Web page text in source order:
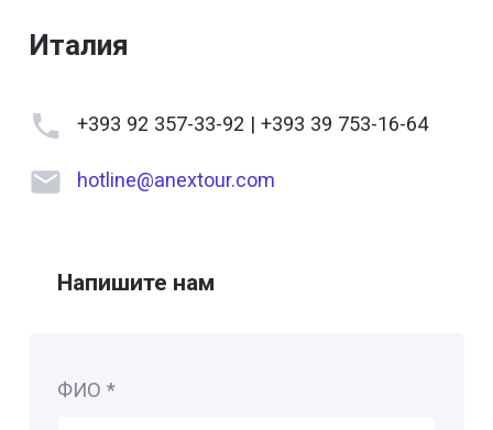
Италия
+393 92 357-33-92 | +393 39 753-16-64
hotline@anextour.com
Напишите нам
ФИО *